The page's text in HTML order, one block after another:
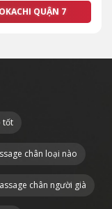
OKACHI QUẬN 7
tốt
chân loại nào
chân người già